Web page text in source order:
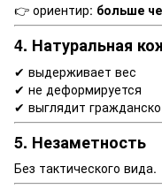
👉 ориентир: больше
4. Натуральная
✔ выдерживает вес
✔ не деформируется
✔ выглядит гражданско
5. Незаметность
Без тактического вида.